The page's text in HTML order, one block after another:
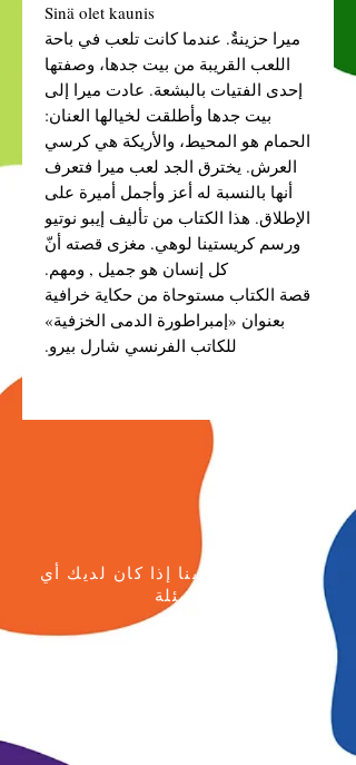
Sinä olet kaunis
ميرا حزينةٌ. عندما كانت تلعب في باحة
اللعب القريبة من بيت جدها، وصفتها
إحدى الفتيات بالبشعة. عادت ميرا إلى
بيت جدها وأطلقت لخيالها العنان:
الحمام هو المحيط، والأريكة هي كرسي
العرش. يخترق الجد لعب ميرا فتعرف
أنها بالنسبة له أعز وأجمل أميرة على
الإطلاق. هذا الكتاب من تأليف إيبو نوتيو
ورسم كريستينا لوهي. مغزى قصته أنّ
كل إنسان هو جميل , ومهم.
قصة الكتاب مستوحاة من حكاية خرافية
بعنوان «إمبراطورة الدمى الخزفية»
للكاتب الفرنسي شارل بيرو.
يرجى الاتصال بنا إذا كان لديك أي
أسئلة